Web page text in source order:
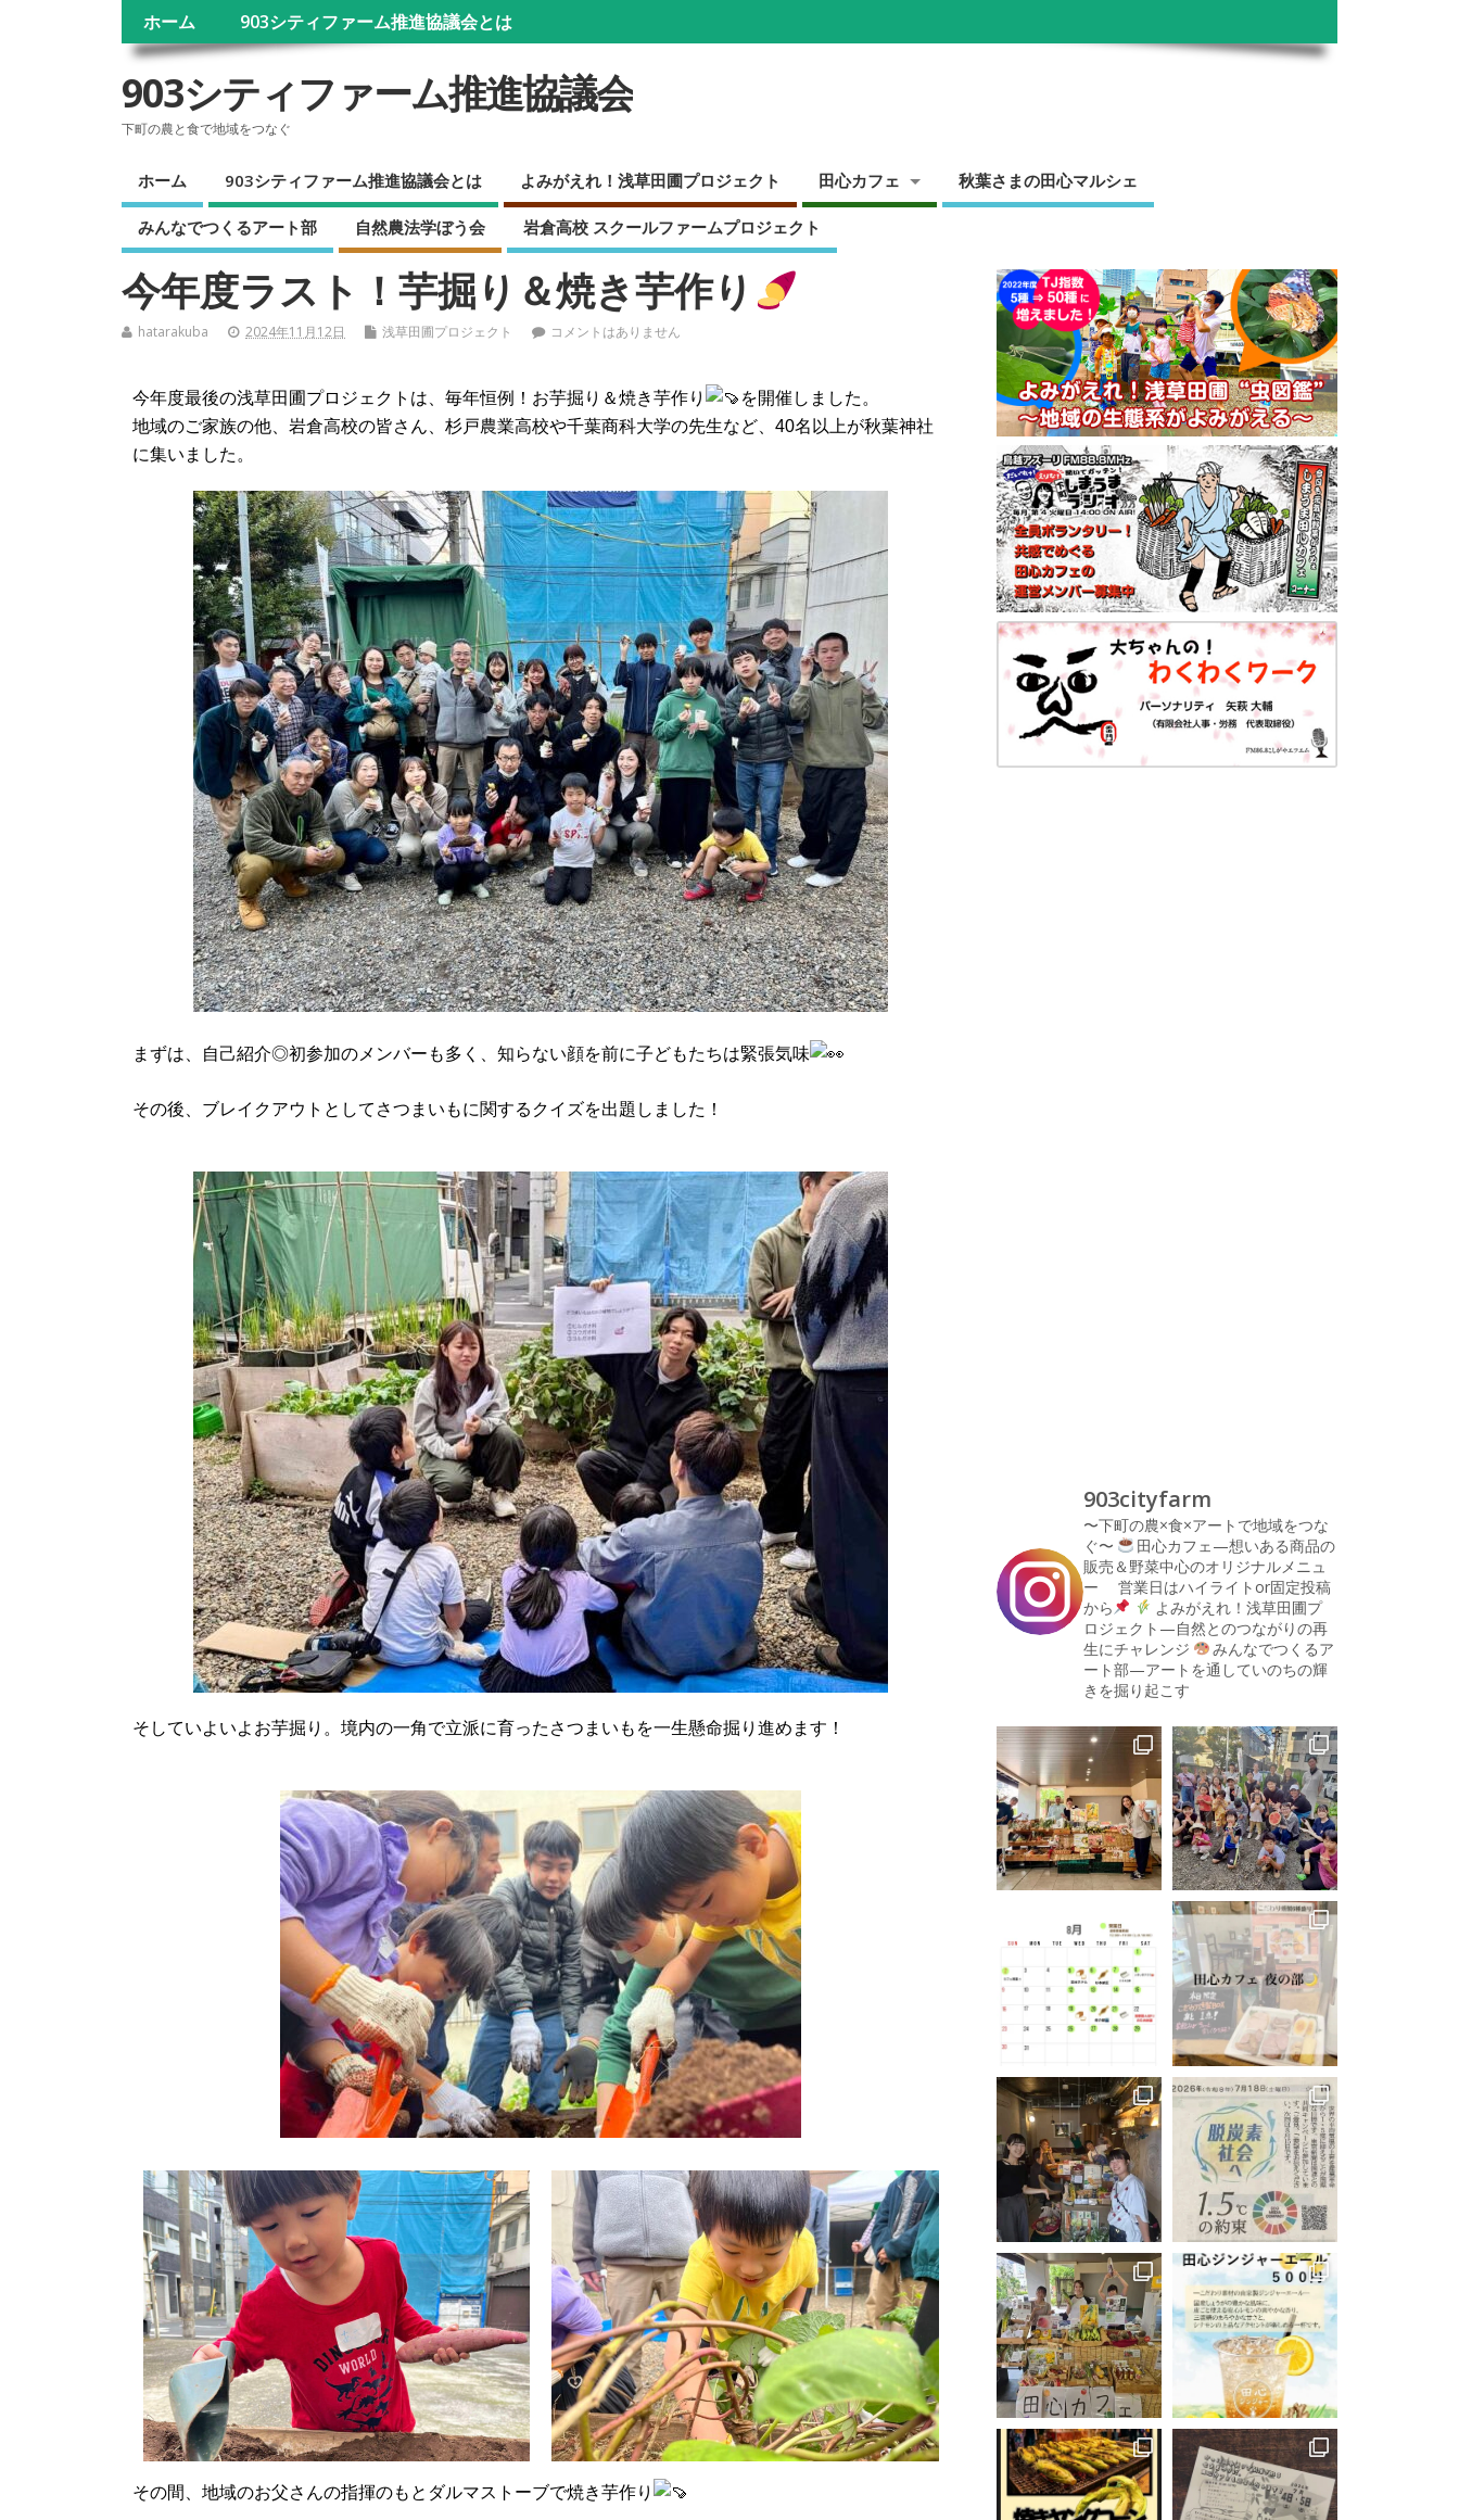
ホーム 903シティファーム推進協議会とは
903シティファーム推進協議会
下町の農と食で地域をつなぐ
ホーム 903シティファーム推進協議会とは よみがえれ！浅草田圃プロジェクト 田心カフェ 秋葉さまの田心マルシェ
みんなでつくるアート部 自然農法学ぼう会 岩倉高校 スクールファームプロジェクト
今年度ラスト！芋掘り＆焼き芋作り
hatarakuba 2024年11月12日 浅草田圃プロジェクト コメントはありません
今年度最後の浅草田圃プロジェクト は、毎年恒例！お芋掘り＆焼き芋作り
を開催しました。
地域のご家族の他、岩倉高校の皆さん、杉戸農業高校や千葉商科大学の先生など、40名以上が秋葉神社
に集いました。
まずは、自己紹介◎初参加のメンバーも多く、知らない顔を前に子どもたちは緊張気味
その後、ブレイクアウトとしてさつまいもに関するクイズを出題しました！
そしていよいよお芋掘り。境内の一角で立派に育ったさつまいもを一生懸命掘り進めます！
その間、地域のお父さんの指揮のもとダルマストーブで焼き芋作り
903cityfarm
〜下町の農×食×アートで地域をつな
ぐ〜
田心カフェ—想いある商品の
販売＆野菜中心のオリジナルメニュ
ー 営業日はハイライトor固定投稿
から
よみがえれ！浅草田圃プ
ロジェクト—自然とのつながりの再
生にチャレンジ
みんなでつくるア
ート部—アートを通していのちの輝
きを掘り起こす